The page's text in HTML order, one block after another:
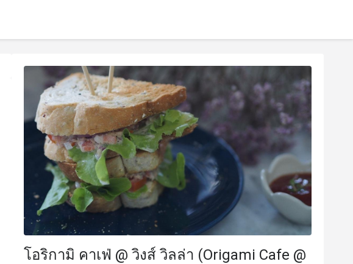
โอริกามิ คาเฟ่ @ วิงส์ วิลล่า (Origami Cafe @